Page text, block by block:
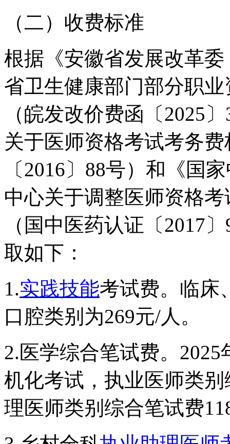
（二）收费标准
根据《安徽省发展改革
省卫生健康部门部分职
（皖发改价费函〔2025
关于医师资格考试考务
〔2016〕88号）和《国
中心关于调整医师资格
（国中医药认证〔2017
取如下：
1.实践技能考试费。临床
口腔类别为269元/人。
2.医学综合笔试费。
机化考试，执业医师类
理医师类别综合笔试费